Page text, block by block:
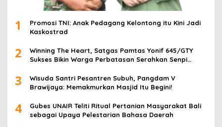
1
Promosi TNI: Anak Pedagang Kelontong itu Kini Jadi
Kaskostrad
2
Winning The Heart, Satgas Pamtas Yonif 645/GTY
Sukses Bikin Warga Perbatasan Serahkan Senpi
3
Wisuda Santri Pesantren Subuh, Pangdam V
Brawijaya: Memakmurkan Masjid Itu Begini!
4
Gubes UNAIR Teliti Ritual Pertanian Masyarakat Bali
sebagai Upaya Pelestarian Bahasa Daerah